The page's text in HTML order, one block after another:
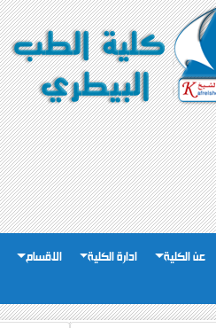
عن الكلية ادارة الكلية الاقسام